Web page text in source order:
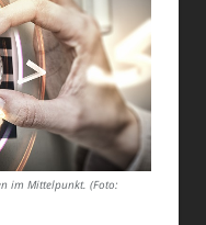
im Mittelpunkt. (Foto: